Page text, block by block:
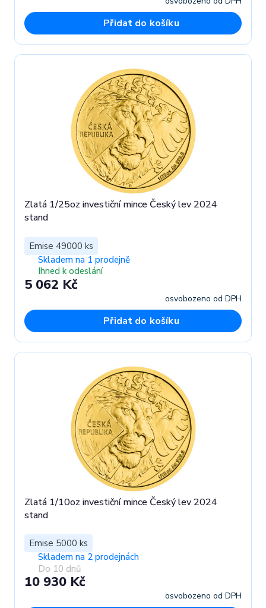
Přidat do košíku
Zlatá 1/25oz investiční mince Český lev 2024
stand
Emise 49000 ks
Skladem na 1 prodejně
Ihned k odeslání
5 062 Kč
osvobozeno od DPH
Přidat do košíku
Zlatá 1/10oz investiční mince Český lev 2024
stand
Emise 5000 ks
Skladem na 2 prodejnách
Do 10 dnů
10 930 Kč
osvobozeno od DPH